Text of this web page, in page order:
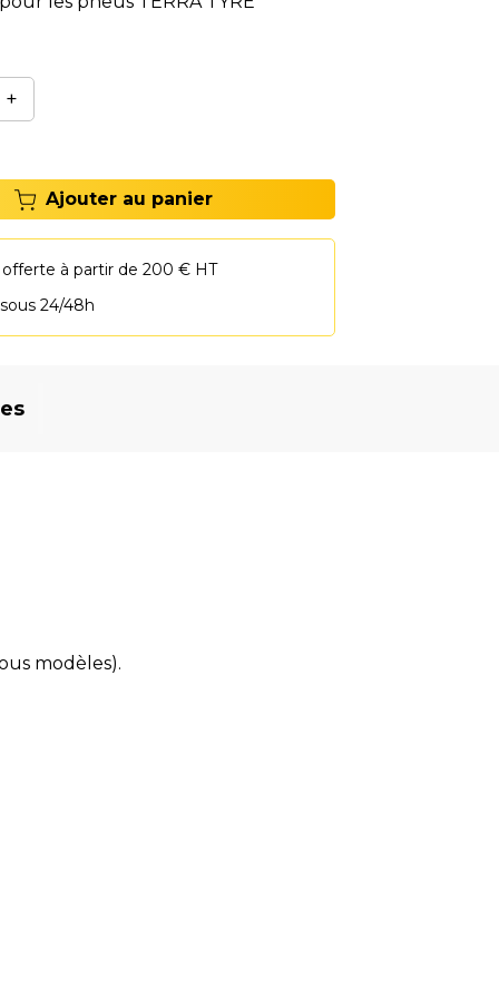
+
Ajouter au panier
offerte à partir de 200 € HT
24/48h
modèles).